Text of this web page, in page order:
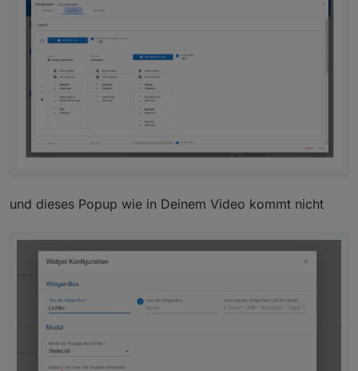
Aktuell sieht das so au. Wenn ich auf + Widget
Felder zum anklicken sind ja nicht vorhanden. Im
Wiki steht z.B. add new group, das habe ich hier
add new groupist veraltet. Wo steht das? Das muss ich
raus nehmen.
und dieses Popup wie in Deinem Video kommt nicht